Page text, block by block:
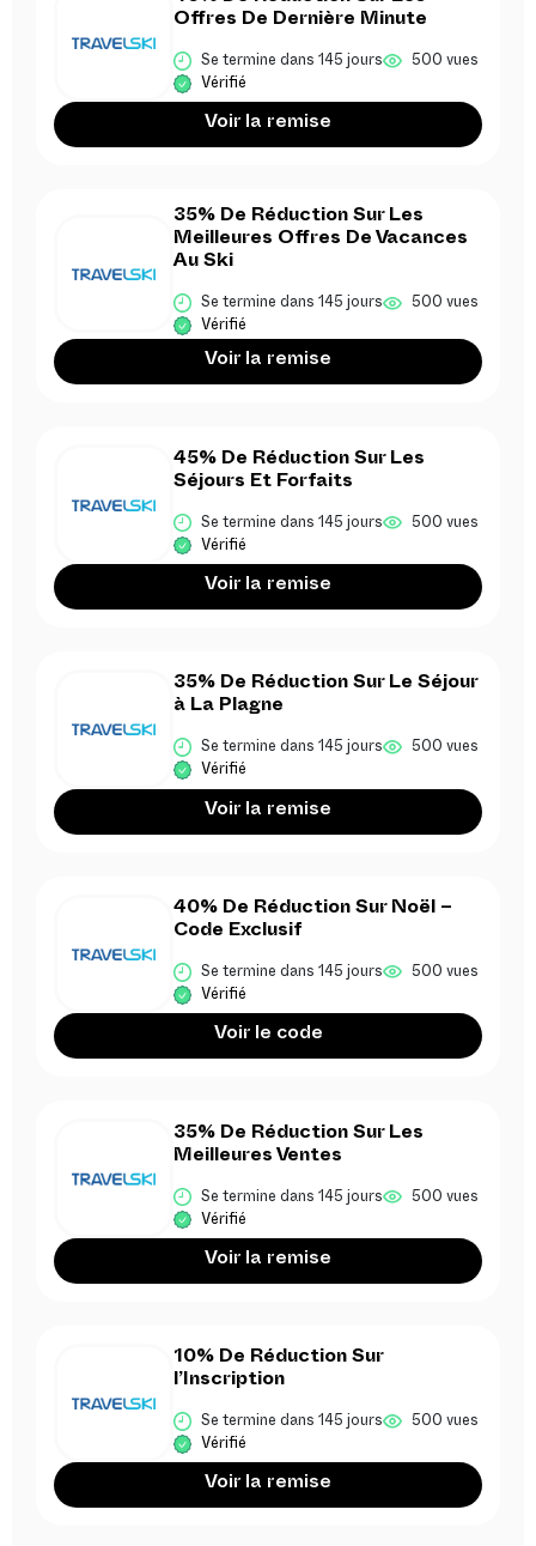
Offres De Dernière Minute
Se termine dans 145 jours 500 vues
Vérifié
Voir la remise
35% De Réduction Sur Les
Meilleures Offres De Vacances
Au Ski
Se termine dans 145 jours 500 vues
Vérifié
Voir la remise
45% De Réduction Sur Les
Séjours Et Forfaits
Se termine dans 145 jours 500 vues
Vérifié
Voir la remise
35% De Réduction Sur Le Séjour
à La Plagne
Se termine dans 145 jours 500 vues
Vérifié
Voir la remise
40% De Réduction Sur Noël –
Code Exclusif
Se termine dans 145 jours 500 vues
Vérifié
Voir le code
35% De Réduction Sur Les
Meilleures Ventes
Se termine dans 145 jours 500 vues
Vérifié
Voir la remise
10% De Réduction Sur
l’Inscription
Se termine dans 145 jours 500 vues
Vérifié
Voir la remise